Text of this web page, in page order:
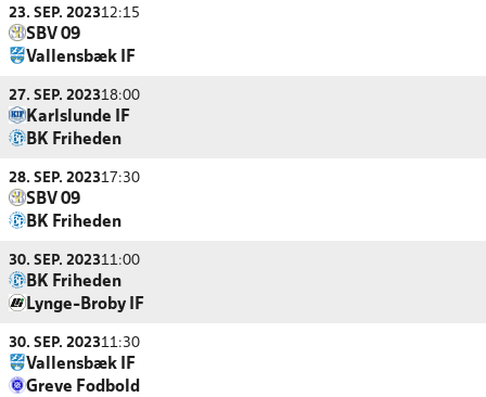
23. SEP. 202312:15
SBV 09
Vallensbæk IF
27. SEP. 202318:00
Karlslunde IF
BK Friheden
28. SEP. 202317:30
SBV 09
BK Friheden
30. SEP. 202311:00
BK Friheden
Lynge-Broby IF
30. SEP. 202311:30
Vallensbæk IF
Greve Fodbold